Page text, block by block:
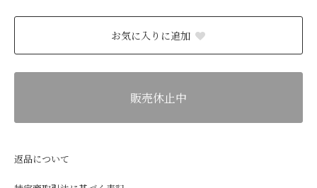
お気に入りに追加
販売休止中
返品について